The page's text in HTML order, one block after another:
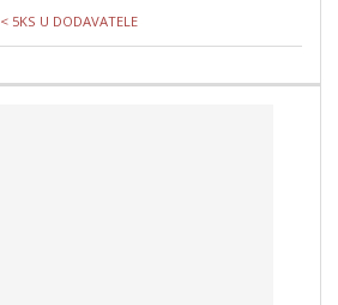
< 5KS U DODAVATELE